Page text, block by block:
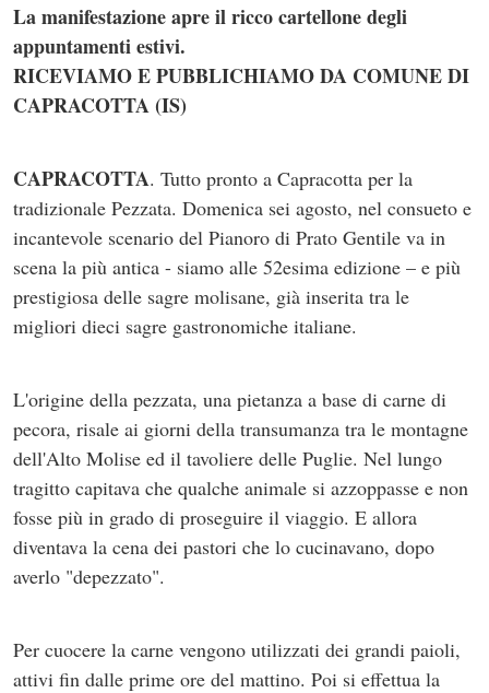
La manifestazione apre il ricco cartellone degli
appuntamenti estivi.
RICEVIAMO E PUBBLICHIAMO DA COMUNE DI
CAPRACOTTA (IS)
CAPRACOTTA. Tutto pronto a Capracotta per la
tradizionale Pezzata. Domenica sei agosto, nel consueto e
incantevole scenario del Pianoro di Prato Gentile va in
scena la più antica - siamo alle 52esima edizione – e più
prestigiosa delle sagre molisane, già inserita tra le
migliori dieci sagre gastronomiche italiane.
L'origine della pezzata, una pietanza a base di carne di
pecora, risale ai giorni della transumanza tra le montagne
dell'Alto Molise ed il tavoliere delle Puglie. Nel lungo
tragitto capitava che qualche animale si azzoppasse e non
fosse più in grado di proseguire il viaggio. E allora
diventava la cena dei pastori che lo cucinavano, dopo
averlo "depezzato".
Per cuocere la carne vengono utilizzati dei grandi paioli,
attivi fin dalle prime ore del mattino. Poi si effettua la